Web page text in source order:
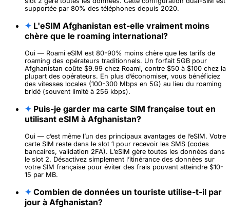
supportée par 80% des téléphones depuis 2020.
✦ L'eSIM Afghanistan est-elle vraiment moins
chère que le roaming international?
Oui — Roami eSIM est 80-90% moins chère que les tarifs de
roaming des opérateurs traditionnels. Un forfait 5GB pour
Afghanistan coûte $9.99 chez Roami, contre $50 à $100 chez la
plupart des opérateurs. En plus d’économiser, vous bénéficiez
des vitesses locales (100-300 Mbps en 5G) au lieu du roaming
bridé (souvent limité à 256 kbps).
✦ Puis-je garder ma carte SIM française tout en
utilisant eSIM à Afghanistan?
Oui — c’est même l’un des principaux avantages de l’eSIM. Votre
carte SIM reste dans le slot 1 pour recevoir les SMS (codes
bancaires, validation 2FA). L’eSIM gère toutes les données dans
le slot 2. Désactivez simplement l’itinérance des données sur
votre SIM française pour éviter des frais pouvant atteindre $10-
15 par MB.
✦ Combien de données un touriste utilise-t-il par
jour à Afghanistan?